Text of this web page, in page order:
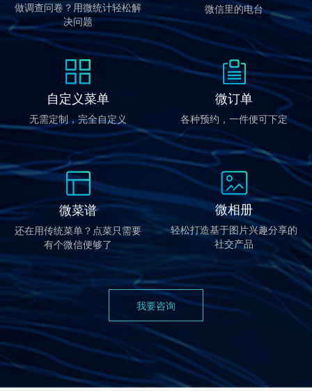
做调查问卷？用微统计轻松解
决问题
微信里的电台
自定义菜单
无需定制，完全自定义
微订单
各种预约，一件便可下定
微菜谱
还在用传统菜单？点菜只需要
有个微信便够了
微相册
轻松打造基于图片兴趣分享的
社交产品
我要咨询